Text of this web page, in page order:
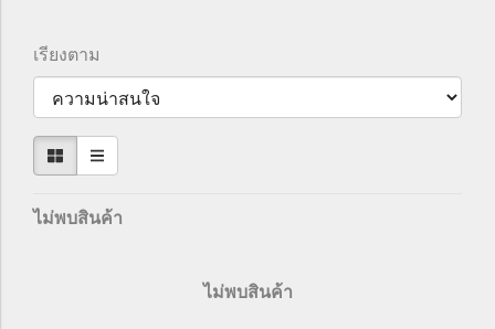
เรียงตาม
ไม่พบสินค้า
ไม่พบสินค้า